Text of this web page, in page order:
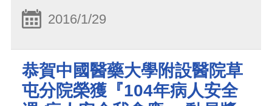
2016/1/29
恭賀中國醫藥大學附設醫院草
屯分院榮獲『104年病人安全